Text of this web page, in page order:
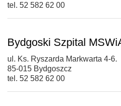
tel. 52 582 62 00
Bydgoski Szpital
ul. Ks. Ryszarda Markwarta 4-6.
85-015 Bydgoszcz
tel. 52 582 62 00